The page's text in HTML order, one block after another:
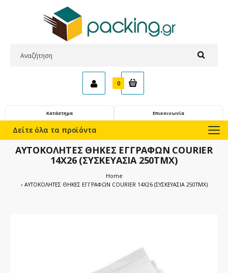
0
Κατάστημα Επικοινωνία
Δείτε όλα τα προϊόντα
ΑΥΤΟΚΟΛΗΤΕΣ ΘΗΚΕΣ ΕΓΓΡΑΦΩΝ COURIER
14Χ26 (ΣΥΣΚΕΥΑΣΙΑ 250ΤΜΧ)
Home
ΑΥΤΟΚΟΛΗΤΕΣ ΘΗΚΕΣ ΕΓΓΡΑΦΩΝ COURIER 14Χ26 (ΣΥΣΚΕΥΑΣΙΑ 250ΤΜΧ)